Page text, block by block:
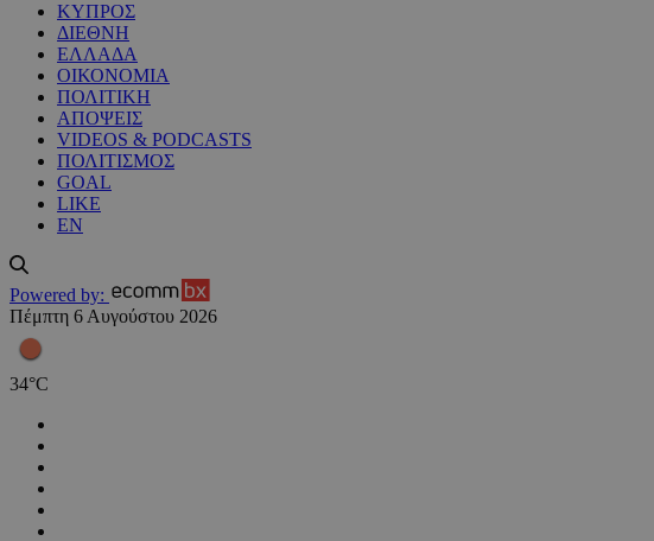
ΚΥΠΡΟΣ
ΔΙΕΘΝΗ
ΕΛΛΑΔΑ
ΟΙΚΟΝΟΜΙΑ
ΠΟΛΙΤΙΚΗ
ΑΠΟΨΕΙΣ
VIDEOS & PODCASTS
ΠΟΛΙΤΙΣΜΟΣ
GOAL
LIKE
EN
Powered by:
Πέμπτη 6 Αυγούστου 2026
34°C